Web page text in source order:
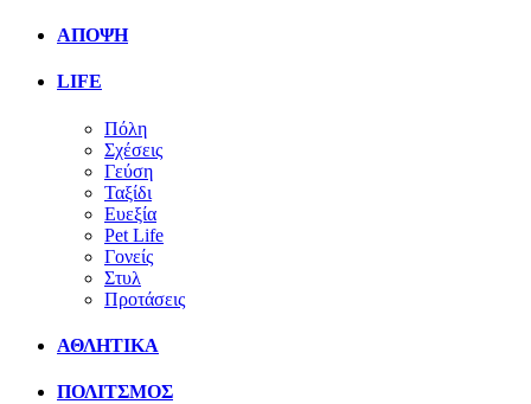
ΑΠΟΨΗ
LIFE
Πόλη
Σχέσεις
Γεύση
Ταξίδι
Ευεξία
Pet Life
Γονείς
Στυλ
Προτάσεις
ΑΘΛΗΤΙΚΑ
ΠΟΛΙΤΣΜΟΣ